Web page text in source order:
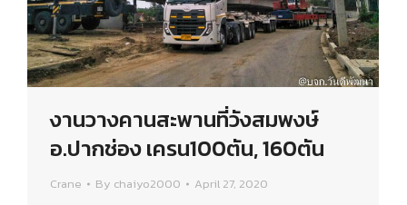
งานวางคานสะพานที่วังสมพงษ์​
อ.ปากช่อง​ เครน100ตัน, 160ตัน
Crane By chaiyo2000 April 27, 2020